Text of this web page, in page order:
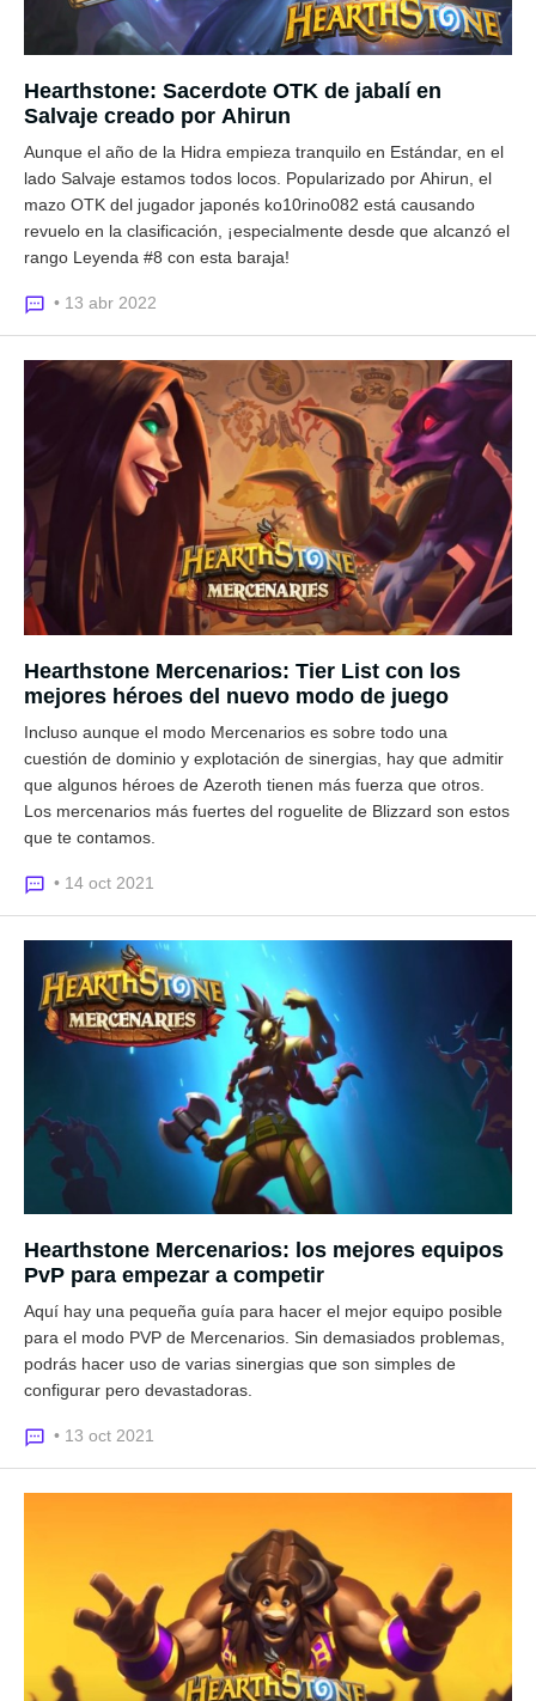
Hearthstone: Sacerdote OTK de jabalí en
Salvaje creado por Ahirun
Aunque el año de la Hidra empieza tranquilo en Estándar, en el
lado Salvaje estamos todos locos. Popularizado por Ahirun, el
mazo OTK del jugador japonés ko10rino082 está causando
revuelo en la clasificación, ¡especialmente desde que alcanzó el
rango Leyenda #8 con esta baraja!
• 13 abr 2022
Hearthstone Mercenarios: Tier List con los
mejores héroes del nuevo modo de juego
Incluso aunque el modo Mercenarios es sobre todo una
cuestión de dominio y explotación de sinergias, hay que admitir
que algunos héroes de Azeroth tienen más fuerza que otros.
Los mercenarios más fuertes del roguelite de Blizzard son estos
que te contamos.
• 14 oct 2021
Hearthstone Mercenarios: los mejores equipos
PvP para empezar a competir
Aquí hay una pequeña guía para hacer el mejor equipo posible
para el modo PVP de Mercenarios. Sin demasiados problemas,
podrás hacer uso de varias sinergias que son simples de
configurar pero devastadoras.
• 13 oct 2021